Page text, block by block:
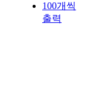
100개씩
출력